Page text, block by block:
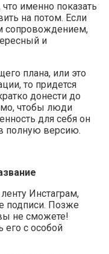
именно показать
на потом. Если
сопровождением,
и
плана, или это
то придется
донести до
чтобы люди
для себя он
полную версию.
Инстаграм,
подписи. Позже
не сможете!
его с особой